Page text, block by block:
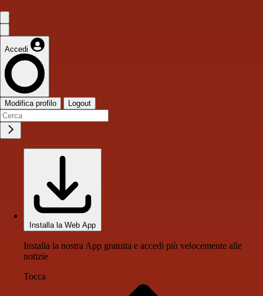
Accedi
Modifica profilo Logout
Installa la Web App
Installa la nostra App gratuita e accedi più velocemente alle
notizie
Tocca